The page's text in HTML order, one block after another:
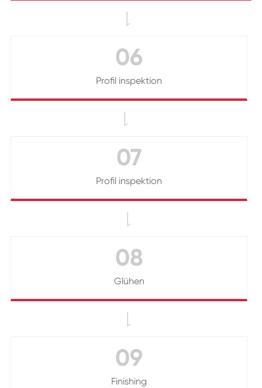

06
Profil inspektion

07
Profil inspektion

08
Glühen

09
Finishing